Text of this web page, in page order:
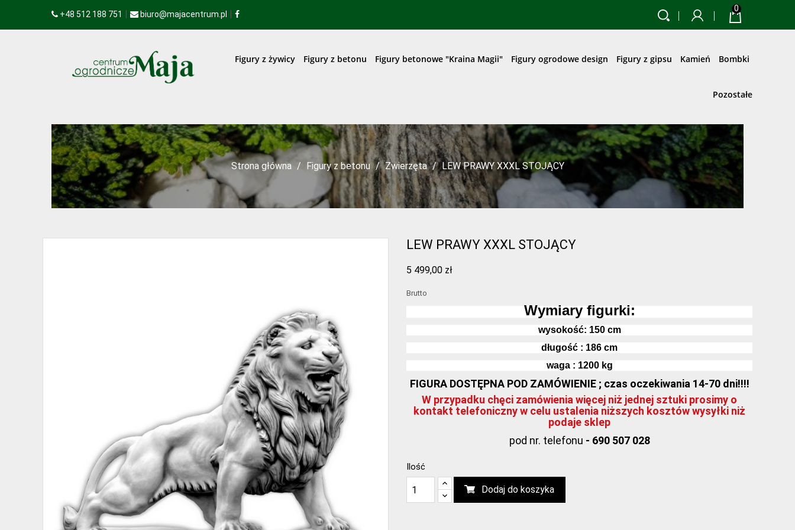
+48 512 188 751 | biuro@majacentrum.pl | 0
Figury z żywicy Figury z betonu Figury betonowe "Kraina Magii" Figury ogrodowe design Figury z gipsu Kamień Bombki
Pozostałe
Strona główna Figury z betonu Zwierzęta LEW PRAWY XXXL STOJĄCY
LEW PRAWY XXXL STOJĄCY
5 499,00 zł
Brutto
Wymiary figurki:
wysokość: 150 cm
długość : 186 cm
waga : 1200 kg
FIGURA DOSTĘPNA POD ZAMÓWIENIE ; czas oczekiwania 14-70 dni!!!!
W przypadku chęci zamówienia więcej niż jednej sztuki prosimy o
kontakt telefoniczny w celu ustalenia niższych kosztów wysyłki niż
podaje sklep
pod nr. telefonu - 690 507 028
Ilość
Dodaj do koszyka